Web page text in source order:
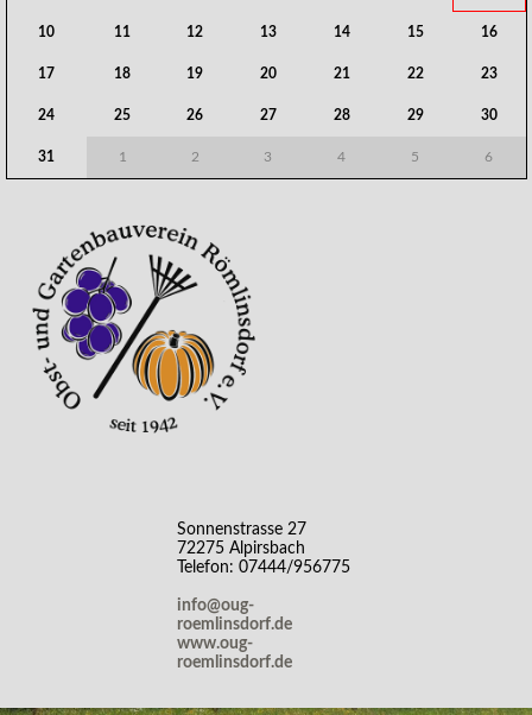
10 11 12 13 14 15 16
17 18 19 20 21 22 23
24 25 26 27 28 29 30
31 1 2 3 4 5 6
Sonnenstrasse 27
72275 Alpirsbach
Telefon: 07444/956775
info@oug-
roemlinsdorf.de
www.oug-
roemlinsdorf.de